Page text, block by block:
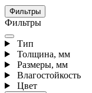
Фильтры
Фильтры
Тип
Толщина, мм
Размеры, мм
Влагостойкость
Цвет